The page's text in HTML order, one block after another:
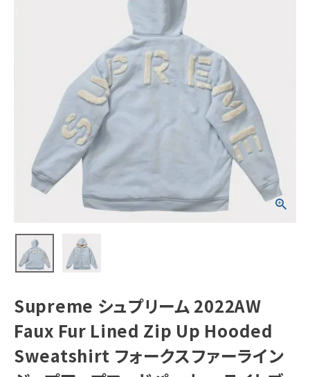
Supreme シュプ
リーム 2022AW
Faux Fur Lined
Hooded
Sweatshirt フォ
ークスファーライ
ンジップアップフ
ードパーカー ライ
トブルー
(税込)
NEW ITEMS
Tシャツ・ロングスリーブ
パーカー・トレーナー
キャップ・ハット
ニット帽・ビーニー
Supreme シュプリーム 2022AW
Faux Fur Lined Zip Up Hooded
Sweatshirt フォークスファーライン